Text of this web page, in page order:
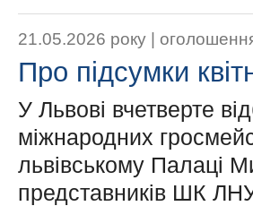
21.05.2026 року |
Про підсумки
У Львові вчетверте
міжнародних
львівському Палаці
представників ШК